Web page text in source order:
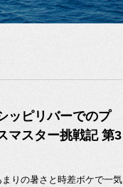
ッピリバーでのプ
マスター挑戦記 第3
りの暑さと時差ボケで一気